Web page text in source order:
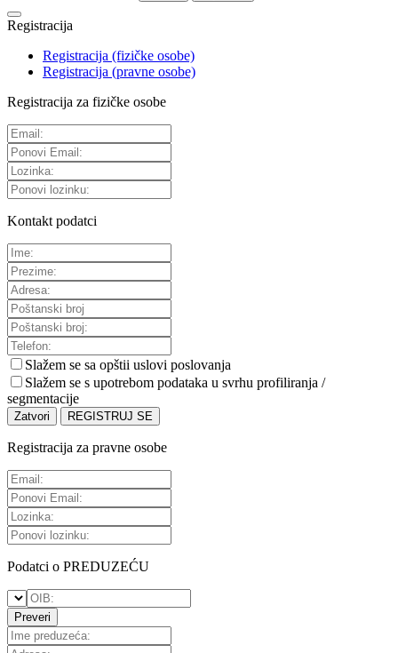
Registracija
Registracija (fizičke osobe)
Registracija (pravne osobe)
Registracija za fizičke osobe
Kontakt podatci
Slažem se sa opštii uslovi poslovanja
Slažem se s upotrebom podataka u svrhu profiliranja /
segmentacije
Zatvori REGISTRUJ SE
Registracija za pravne osobe
Podatci o PREDUZEĆU
Preveri